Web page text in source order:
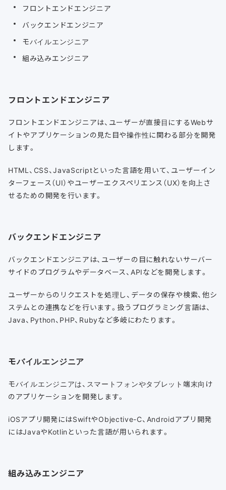
フロントエンドエンジニア
バックエンドエンジニア
モバイルエンジニア
組み込みエンジニア
フロントエンドエンジニア
フロントエンドエンジニアは、ユーザーが直接目にするWebサ
イトやアプリケーションの見た目や操作性に関わる部分を開発
します。
HTML、CSS、JavaScriptといった言語を用いて、ユーザーイン
ターフェース（UI）やユーザーエクスペリエンス（UX）を向上さ
せるための開発を行います。
バックエンドエンジニア
バックエンドエンジニアは、ユーザーの目に触れないサーバー
サイドのプログラムやデータベース、APIなどを開発します。
ユーザーからのリクエストを処理し、データの保存や検索、他シ
ステムとの連携などを行います。扱うプログラミング言語は、
Java、Python、PHP、Rubyなど多岐にわたります。
モバイルエンジニア
モバイルエンジニアは、スマートフォンやタブレット端末向け
のアプリケーションを開発します。
iOSアプリ開発にはSwiftやObjective-C、Androidアプリ開発
にはJavaやKotlinといった言語が用いられます。
組み込みエンジニア